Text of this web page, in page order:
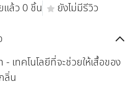
แล้ว 0 ชิ้น
ยังไม่มีรีวิว
เทคโนโลยีที่จะช่วยให้เสื้อของ
ลิ่น